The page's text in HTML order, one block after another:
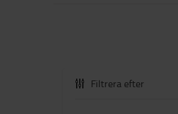
Filtrera efter